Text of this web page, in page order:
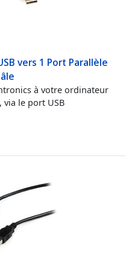
vers 1 Port Parallèle
à votre ordinateur
le port USB